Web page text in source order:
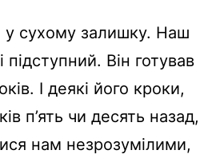
сухому залишку. Наш
підступний. Він готував
І деякі його кроки,
п’ять чи десять назад,
нам незрозумілими,